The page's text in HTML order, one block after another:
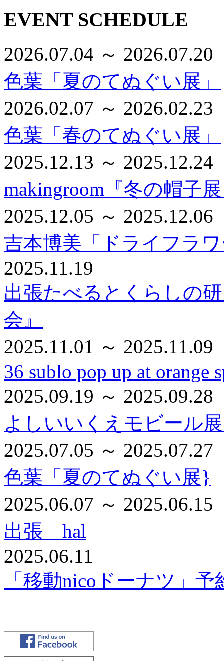
EVENT SCHEDULE
2026.07.04 ～ 2026.07.20
色葉「夏のてぬぐい展」
2026.02.07 ～ 2026.02.23
色葉「春のてぬぐい展」
2025.12.13 ～ 2025.12.24
makingroom『冬の帽子
2025.12.05 ～ 2025.12.06
吉本博美「ドライフラ
2025.11.19
出張たべるとくらしの
会』
2025.11.01 ～ 2025.11.09
36 sublo pop up at orange
2025.09.19 ～ 2025.09.28
よしいいくえモビール
2025.07.05 ～ 2025.07.27
色葉「夏のてぬぐい展}
2025.06.07 ～ 2025.06.15
出張 hal
2025.06.11
「移動nicoドーナツ」